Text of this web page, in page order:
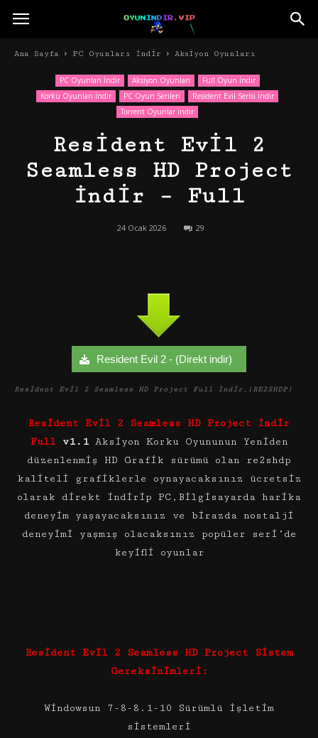
Ana Sayfa PC Oyunları İndir Aksiyon Oyunları
PC Oyunları İndir Aksiyon Oyunları
Full Oyun İndir
Korku Oyunları İndir
PC Oyun Serileri
Resident Evil Serisi İndir
Torrent Oyunlar indir
Resident Evil 2
Seamless HD Project
İndir – Full
24 Ocak 2026 29
Resident Evil 2 - (Direkt indir)
Resident Evil 2 Seamless HD Project Full indir,(RE2SHDP)
Resident Evil 2 Seamless HD Project İndir
Fullv1.1Aksiyon Korku Oyununun Yeniden
düzenlenmiş HD Grafik sürümü olan re2shdp
kaliteli grafiklerle oynayacaksınız ücretsiz
olarak direkt indirip PC,Bilgisayarda harika
deneyim yaşayacaksınız ve birazda nostalji
deneyimi yaşmış olacaksınız popüler seri’de
keyifli oyunlar
Resident Evil 2 Seamless HD Project Sistem
Gereksinimleri:
Windowsun 7-8-8.1-10 Sürümlü işletim
sistemleri